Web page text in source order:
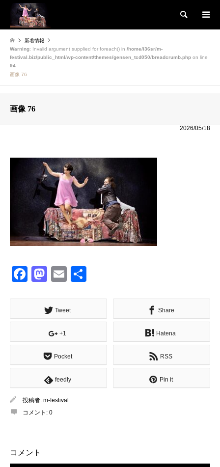
検索
新着情報
Warning: Invalid argument supplied for foreach() in /home/i36sr/m-
festival.biz/public_html/wp-content/themes/gensen_tcd050/breadcrumb.php on line
94
画像 76
画像 76
2026/05/18
Facebook
Mastodon
Email
Tweet Share
+1 Hatena
Pocket RSS
feedly Pin it
投稿者: m-festival
コメント: 0
コメント